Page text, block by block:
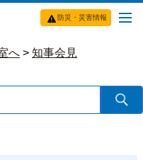
防災・災害情報
へ > 知事会見